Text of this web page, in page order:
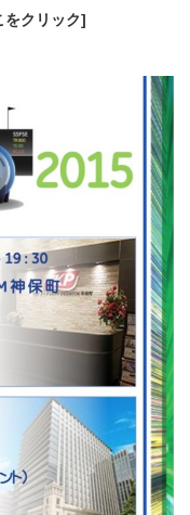
クリック]